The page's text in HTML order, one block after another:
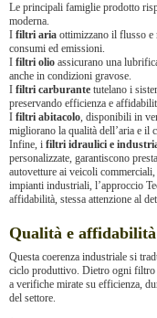
Le principali famiglie prodotto
moderna.
I filtri aria ottimizzano il flusso e
consumi ed emissioni.
I filtri olio assicurano una
anche in condizioni gravose.
I filtri carburante tutelano i
preservando efficienza e
I filtri abitacolo, disponibili in
migliorano la qualità dell’aria e il
Infine, i filtri idraulici e
personalizzate, garantiscono
autovetture ai veicoli
impianti industriali, l’approccio
affidabilità, stessa attenzione al
Qualità e affidabilità
Questa coerenza industriale si
ciclo produttivo. Dietro ogni
a verifiche mirate su efficienza,
del settore.